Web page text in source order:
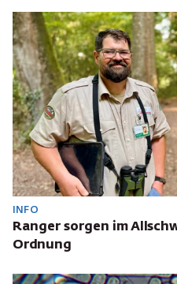
INFO
Ranger sorgen im
Ordnung